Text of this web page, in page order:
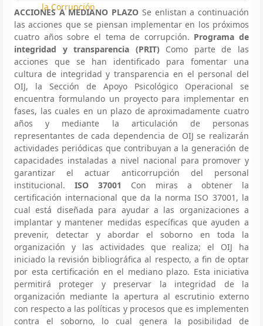
la Corrupción
ACCIONES A MEDIANO PLAZO Se enlistan a continuación
las acciones que se piensan implementar en los próximos
cuatro años sobre el tema de corrupción. Programa de
integridad y transparencia (PRIT)Como parte de las
acciones que se han identificado para fomentar una
cultura de integridad y transparencia en el personal del
OIJ, la Sección de Apoyo Psicológico Operacional se
encuentra formulando un proyecto para implementar en
fases, las cuales en un plazo de aproximadamente cuatro
años y mediante la articulación de personas
representantes de cada dependencia de OIJ se realizarán
actividades periódicas que contribuyan a la generación de
capacidades instaladas a nivel nacional para promover y
garantizar el actuar anticorrupción del personal
institucional. ISO 37001
Con miras a obtener la
certificación internacional que da la norma ISO 37001, la
cual está diseñada para ayudar a las organizaciones a
implantar y mantener medidas específicas que ayuden a
prevenir, detectar y abordar el soborno en toda la
organización y las actividades que realiza; el OIJ ha
iniciado la revisión bibliográfica al respecto, a fin de optar
por esta certificación en el mediano plazo. Esta iniciativa
permitirá proteger y preservar la integridad de la
organización mediante la apertura al escrutinio externo
con respecto a las políticas y procesos que es implementen
contra el soborno, lo cual genera la posibilidad de